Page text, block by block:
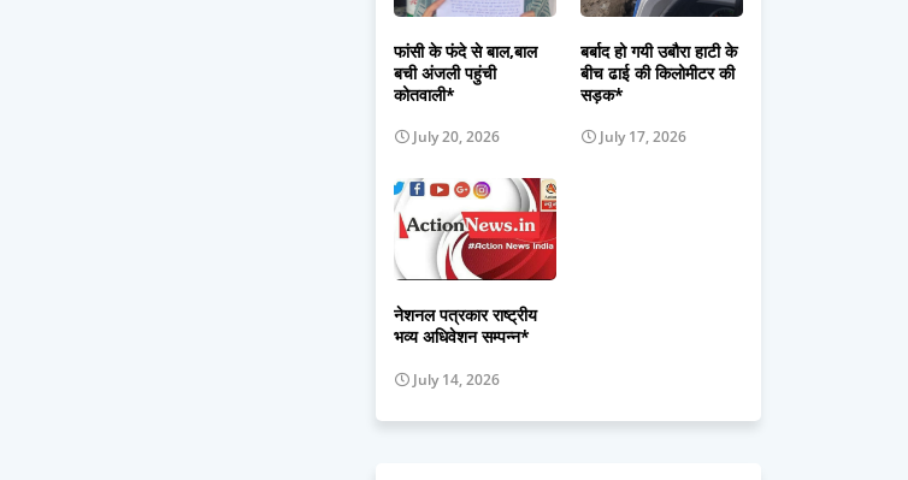
फांसी के फंदे से बाल,बाल
बची अंजली पहुंची
कोतवाली*
July 20, 2026
बर्बाद हो गयी उबौरा हाटी के
बीच ढाई की किलोमीटर की
सड़क*
July 17, 2026
नेशनल पत्रकार राष्ट्रीय
भव्य अधिवेशन सम्पन्न*
July 14, 2026